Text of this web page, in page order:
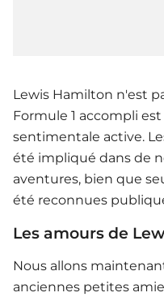
Lewis Hamilton n'est
Formule 1 accompli
sentimentale active.
été impliqué dans de
aventures, bien que
été reconnues
Les amours de
Nous allons
anciennes petites